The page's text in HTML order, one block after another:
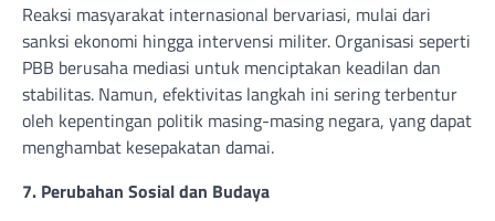
Reaksi masyarakat internasional bervariasi, mulai dari
sanksi ekonomi hingga intervensi militer. Organisasi seperti
PBB berusaha mediasi untuk menciptakan keadilan dan
stabilitas. Namun, efektivitas langkah ini sering terbentur
oleh kepentingan politik masing-masing negara, yang dapat
menghambat kesepakatan damai.
7. Perubahan Sosial dan Budaya